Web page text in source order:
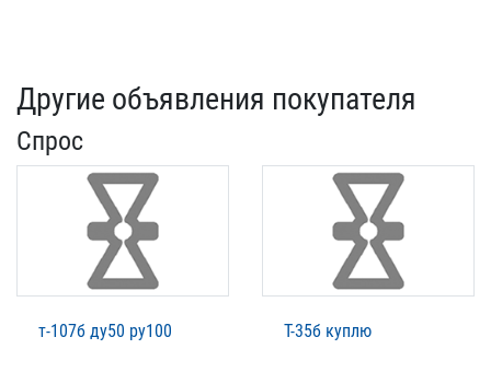
Другие объявления покупателя
Спрос
т-107б ду50 ру100 Т-35б куплю